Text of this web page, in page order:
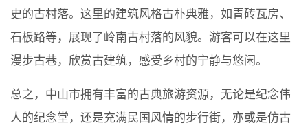
史的古村落。这里的建筑风格古朴典雅，如青砖瓦房、
石板路等，展现了岭南古村落的风貌。游客可以在这里
漫步古巷，欣赏古建筑，感受乡村的宁静与悠闲。
总之，中山市拥有丰富的古典旅游资源，无论是纪念伟
人的纪念堂，还是充满民国风情的步行街，亦或是仿古